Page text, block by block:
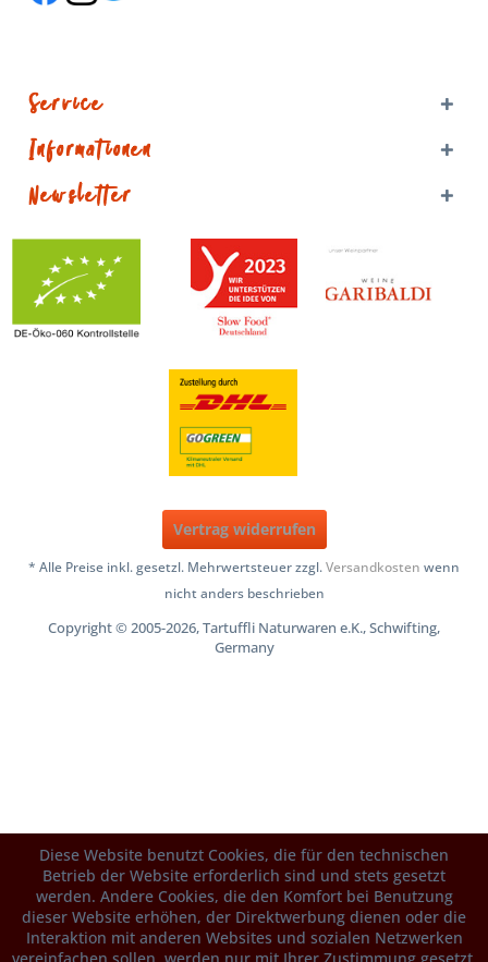
Service
Informationen
Newsletter
Vertrag widerrufen
* Alle Preise inkl. gesetzl. Mehrwertsteuer zzgl.Versandkosten wenn
nicht anders beschrieben
Copyright © 2005-2026, Tartuffli Naturwaren e.K., Schwifting,
Germany
Diese Website benutzt Cookies, die für den technischen
Betrieb der Website erforderlich sind und stets gesetzt
werden. Andere Cookies, die den Komfort bei Benutzung
dieser Website erhöhen, der Direktwerbung dienen oder die
Interaktion mit anderen Websites und sozialen Netzwerken